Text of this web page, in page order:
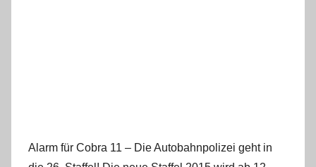
Alarm für Cobra 11 – Die Autobahnpolizei geht in